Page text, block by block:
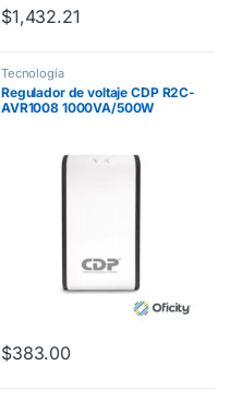
$1,432.21
Tecnología
Regulador de voltaje CDP R2C-
AVR1008 1000VA/500W
NEMA 5-15R
$383.00